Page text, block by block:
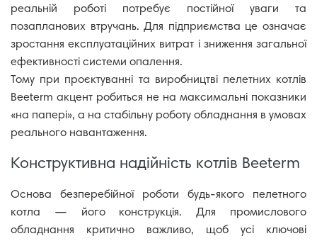
реальній роботі потребує постійної уваги та
позапланових втручань. Для підприємства це означає
зростання експлуатаційних витрат і зниження загальної
ефективності системи опалення.
Тому при проєктуванні та виробництві пелетних котлів
Beeterm акцент робиться не на максимальні показники
«на папері», а на стабільну роботу обладнання в умовах
реального навантаження.
Конструктивна надійність котлів Beeterm
Основа безперебійної роботи будь-якого пелетного
котла — його конструкція. Для промислового
обладнання критично важливо, щоб усі ключові